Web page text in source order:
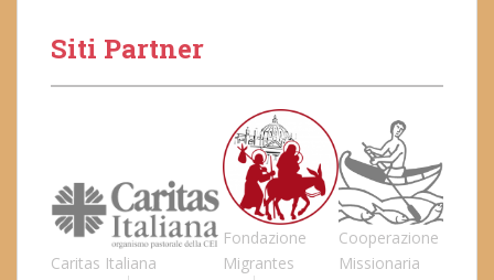
Siti Partner
Caritas Italiana
Fondazione
Migrantes
Cooperazione
Missionaria